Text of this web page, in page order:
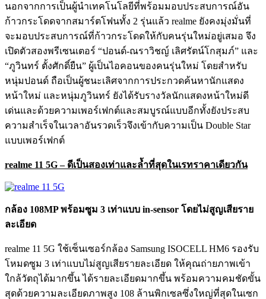
นอกจากการเป็นผู้นำเทคโนโลยีที่พร้อมมอบประสบการณ์อัน
ก้าวกระโดดจากสมาร์ตโฟนทั้ง 2 รุ่นแล้ว realme ยังคงมุ่งมั่นที่
จะมอบประสบการณ์ที่ก้าวกระโดดให้กับคนรุ่นใหม่อยู่เสมอ จึง
เปิดตัวสองพรีเซนเตอร์ “ปอนด์-ณราวิชญ์ เลิศรัตน์โกสุมภ์” และ
“ภูวินทร์ ตั้งศักดิ์ยืน” ผู้เป็นไอคอนของคนรุ่นใหม่ โดยสำหรับ
หนุ่มปอนด์ ถือเป็นผู้ชนะเลิศจากการประกวดค้นหานักแสดง
หน้าใหม่ และหนุ่มภูวินทร์ ยังได้รับรางวัลนักแสดงหน้าใหม่ดี
เด่นและด้วยความเพอร์เฟกต์และสมบูรณ์แบบอีกทั้งยังประสบ
ความสำเร็จในเวลาอันรวดเร็วจึงเข้ากับความเป็น Double Star
แบบเพอร์เฟกต์
realme 11 5G – ดีเป็นสองเท่าและล้ำที่สุดในเรทราคาเดียวกัน
กล้อง 108MP พร้อมซูม 3 เท่าแบบ in-sensor โดยไม่สูญเสียราย
ละเอียด
realme 11 5G ใช้เซ็นเซอร์กล้อง Samsung ISOCELL HM6 รองรับ
โหมดซูม 3 เท่าแบบไม่สูญเสียรายละเอียด ให้คุณถ่ายภาพเข้า
ใกล้วัตถุได้มากขึ้น ได้รายละเอียดมากขึ้น พร้อมความคมชัดขั้น
สุดด้วยความละเอียดภาพสูง 108 ล้านพิกเซลซึ่งใหญ่ที่สุดในเซก